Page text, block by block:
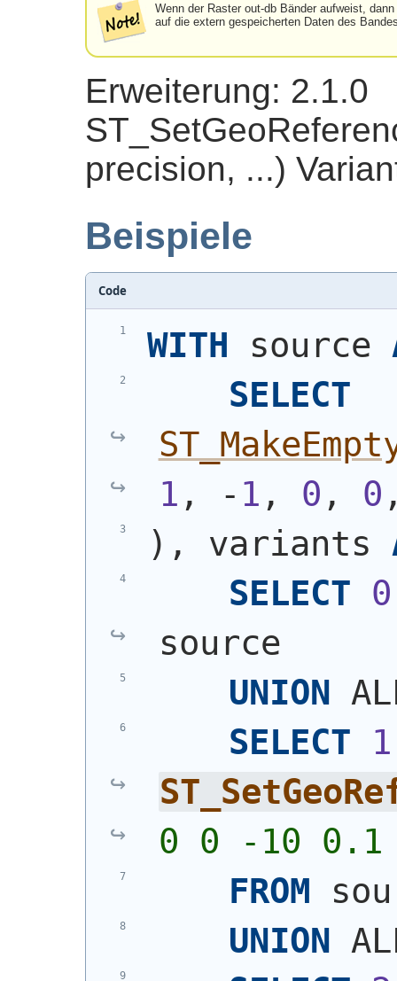
Wenn der Raster out-db Bänder aufweist,
auf die extern gespeicherten Daten des
Erweiterung: 2.1.0
precision, ...)
Beispiele
Code
WITH source
SELECT
1 , - 1 , 0 , 0
) , variants
SELECT 0
source
UNION
SELECT
1
0 0 -10
FROM
UNION